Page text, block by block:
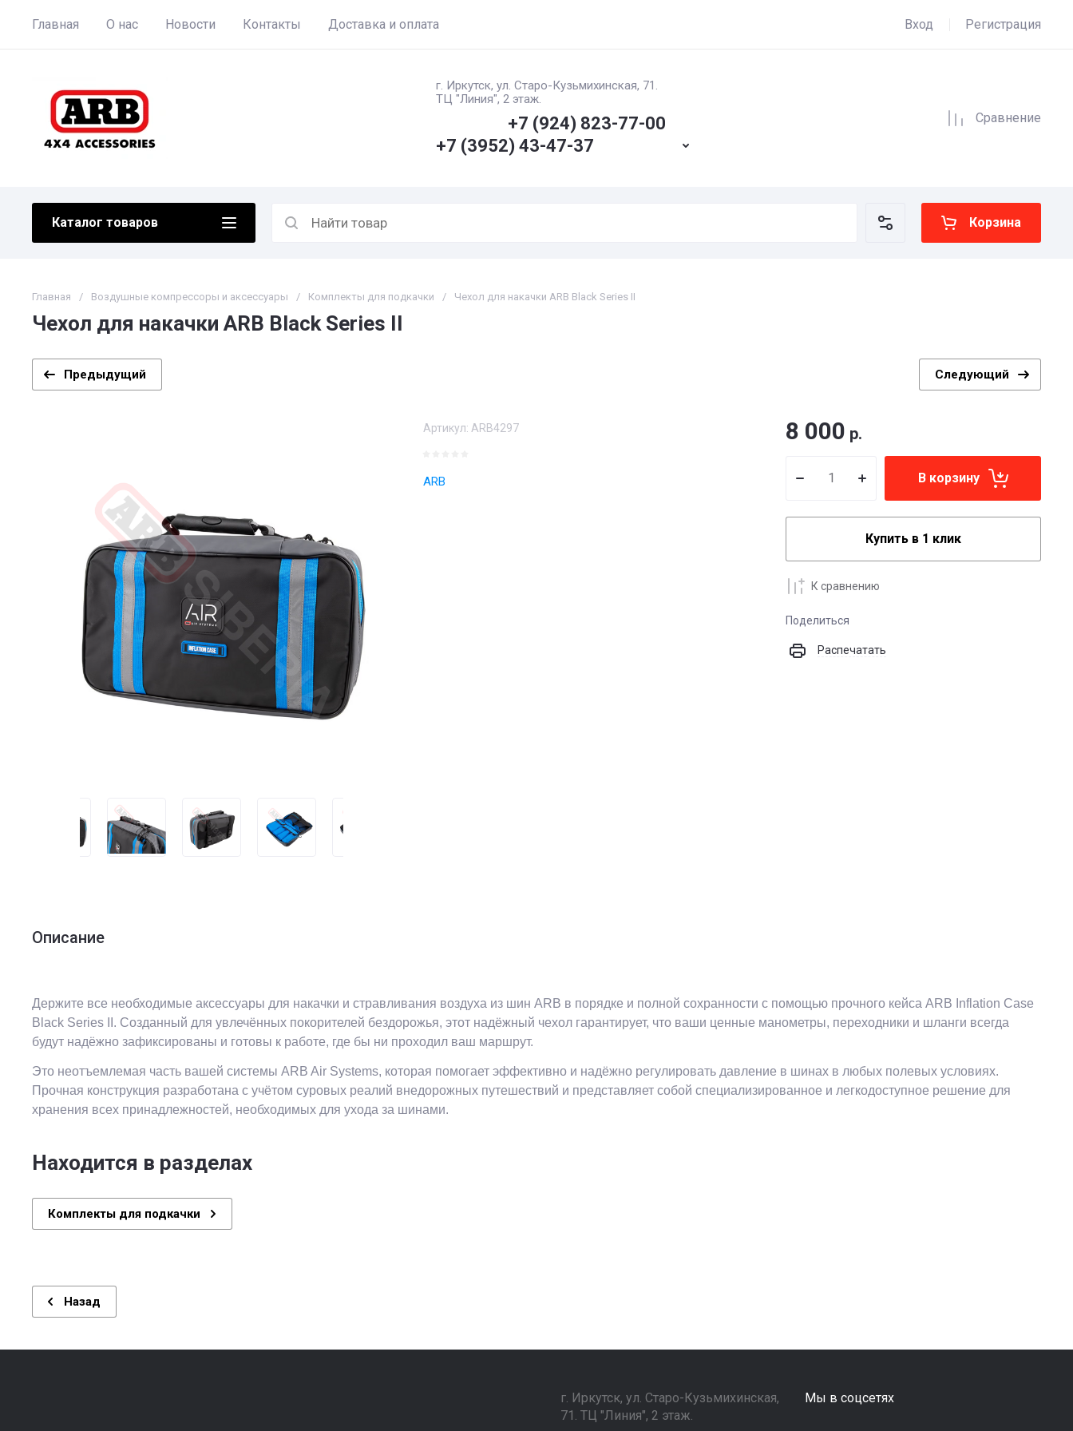
Главная О нас Новости Контакты Доставка и оплата Вход Регистрация
г. Иркутск, ул. ​Старо-Кузьмихинская, 71.
ТЦ "Линия", 2 этаж.
+7 (924) 823-77-00
+7 (3952) 43-47-37
Сравнение
Каталог товаров Корзина
Главная / Воздушные компрессоры и аксессуары / Комплекты для подкачки / Чехол для накачки ARB Black Series II
Чехол для накачки ARB Black Series II
Предыдущий Следующий
Артикул: ARB4297
ARB
8 000 р.
В корзину
Купить в 1 клик
К сравнению
Поделиться
Распечатать
Описание
Держите все необходимые аксессуары для накачки и стравливания воздуха из шин ARB в порядке и полной сохранности с помощью прочного кейса ARB Inflation Case
Black Series II. Созданный для увлечённых покорителей бездорожья, этот надёжный чехол гарантирует, что ваши ценные манометры, переходники и шланги всегда
будут надёжно зафиксированы и готовы к работе, где бы ни проходил ваш маршрут.
Это неотъемлемая часть вашей системы ARB Air Systems, которая помогает эффективно и надёжно регулировать давление в шинах в любых полевых условиях.
Прочная конструкция разработана с учётом суровых реалий внедорожных путешествий и представляет собой специализированное и легкодоступное решение для
хранения всех принадлежностей, необходимых для ухода за шинами.
Находится в разделах
Комплекты для подкачки
Назад
г. Иркутск, ул. ​Старо-Кузьмихинская,
71. ТЦ "Линия", 2 этаж.
Мы в соцсетях